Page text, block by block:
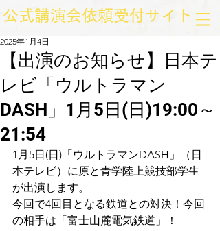
​公式講演会依頼受付サイト
【出演のお知らせ】日本テ
レビ「ウルトラマン
DASH」1月5日(日)19:00～
21:54
2025年1月4日
1月5日(日)「ウルトラマンDASH」（日
本テレビ）に原と青学陸上競技部学生
が出演します。
今回で4回目となる鉄道との対決！今回
の相手は「富士山麓電気鉄道」！